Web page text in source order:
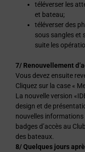
téléverser les
et bateau;
téléverser des
sous sangles et
suite les
7/ Renouvellement
Vous devez ensuite
Cliquez sur la case «
La nouvelle version
design et de
nouvelles informations
badges d’accès au
des bateaux.
8/ Quelques jours